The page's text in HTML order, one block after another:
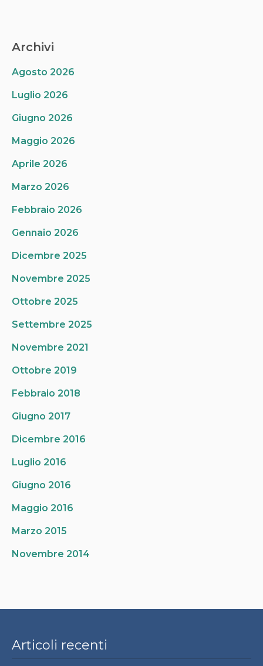
Archivi
Agosto 2026
Luglio 2026
Giugno 2026
Maggio 2026
Aprile 2026
Marzo 2026
Febbraio 2026
Gennaio 2026
Dicembre 2025
Novembre 2025
Ottobre 2025
Settembre 2025
Novembre 2021
Ottobre 2019
Febbraio 2018
Giugno 2017
Dicembre 2016
Luglio 2016
Giugno 2016
Maggio 2016
Marzo 2015
Novembre 2014
Articoli recenti